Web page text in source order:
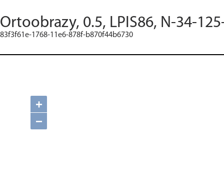
Ortoobrazy, 0.5, LPIS86, N-34-
83f3f61e-1768-11e6-878f-b870f44b6730
+
−